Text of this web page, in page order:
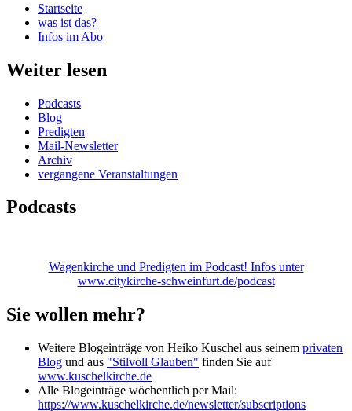
Startseite
was ist das?
Infos im Abo
Weiter lesen
Podcasts
Blog
Predigten
Mail-Newsletter
Archiv
vergangene Veranstaltungen
Podcasts
Wagenkirche und Predigten im Podcast! Infos unter
www.citykirche-schweinfurt.de/podcast
Sie wollen mehr?
Weitere Blogeinträge von Heiko Kuschel aus seinem privaten
Blog und aus "Stilvoll Glauben" finden Sie auf
www.kuschelkirche.de
Alle Blogeinträge wöchentlich per Mail:
https://www.kuschelkirche.de/newsletter/subscriptions